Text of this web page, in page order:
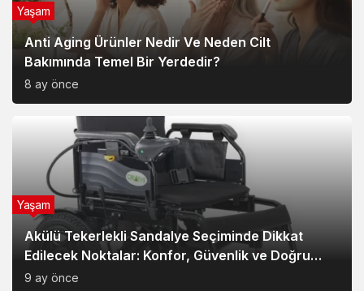
Anti Aging Ürünler Nedir Ve Neden Cilt
Bakımında Temel Bir Yerdedir?
8 ay önce
Yaşam
Akülü Tekerlekli Sandalye Seçiminde Dikkat
Edilecek Noktalar: Konfor, Güvenlik ve Doğru
Model Tercihi
9 ay önce
Yaşam